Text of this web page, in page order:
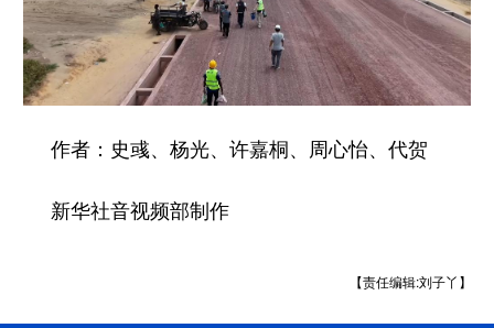
新疆 内蒙古 黑龙江
多语种频道
English Español Français عربى
Русский язык
作者：史彧、杨光、许嘉桐、周心怡、代贺
新华社音视频部制作
【责任编辑:刘子丫】